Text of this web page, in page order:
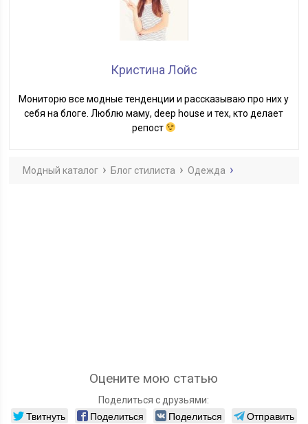
Кристина Лойс
Мониторю все модные тенденции и рассказываю про них у
себя на блоге. Люблю маму, deep house и тех, кто делает
репост
Модный каталог Блог стилиста Одежда
Оцените мою статью
Поделиться с друзьями:
Твитнуть Поделиться Поделиться
Отправить